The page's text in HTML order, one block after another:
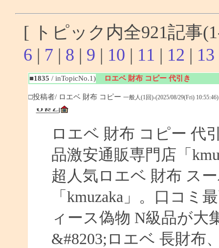
[ トピック内全921記
6 | 7 | 8 | 9 | 10 | 11 | 12 | 13
■1835 / inTopicNo.1) ロエベ 財布 コピー 代引き
□投稿者/ ロエベ 財布 コピー 一般人(1回)-(2025/08/29(Fri) 10:55:46)
ロエベ 財布 コピー 代
品激安通販専門店「
超人気ロエベ 財布 ス
「kmuzaka」。口コミ
ィース偽物 N級品が大
&#8203;ロエベ 長財布